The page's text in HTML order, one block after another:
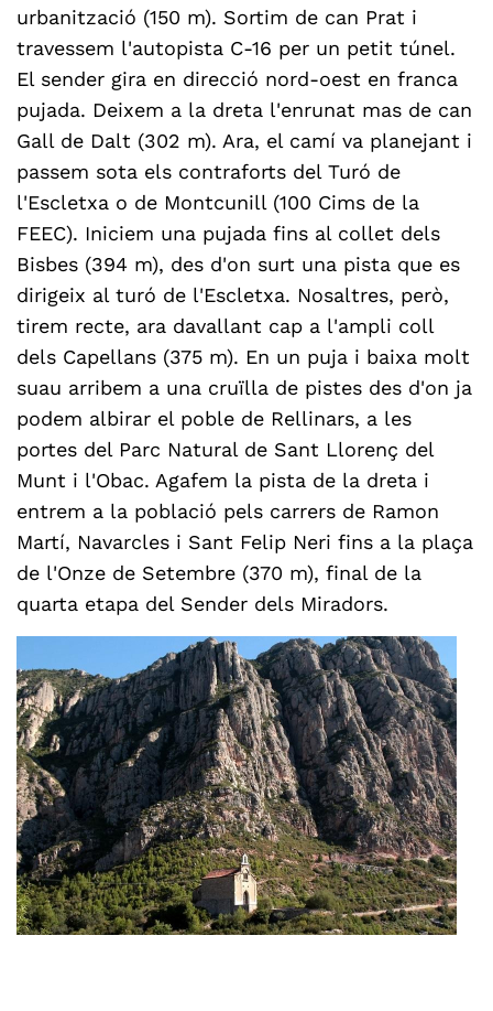
urbanització (150 m). Sortim de can Prat i
travessem l'autopista C-16 per un petit túnel.
El sender gira en direcció nord-oest en franca
pujada. Deixem a la dreta l'enrunat mas de can
Gall de Dalt (302 m). Ara, el camí va planejant i
passem sota els contraforts del Turó de
l'Escletxa o de Montcunill (100 Cims de la
FEEC). Iniciem una pujada fins al collet dels
Bisbes (394 m), des d'on surt una pista que es
dirigeix al turó de l'Escletxa. Nosaltres, però,
tirem recte, ara davallant cap a l'ampli coll
dels Capellans (375 m). En un puja i baixa molt
suau arribem a una cruïlla de pistes des d'on ja
podem albirar el poble de Rellinars, a les
portes del Parc Natural de Sant Llorenç del
Munt i l'Obac. Agafem la pista de la dreta i
entrem a la població pels carrers de Ramon
Martí, Navarcles i Sant Felip Neri fins a la plaça
de l'Onze de Setembre (370 m), final de la
quarta etapa del Sender dels Miradors.